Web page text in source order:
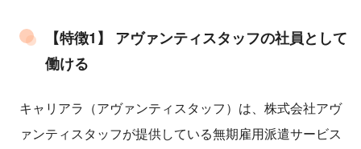
【特徴1】 アヴァンティスタッフの社員として
働ける
キャリアラ（アヴァンティスタッフ）は、株式会社アヴ
ァンティスタッフが提供している無期雇用派遣サービス